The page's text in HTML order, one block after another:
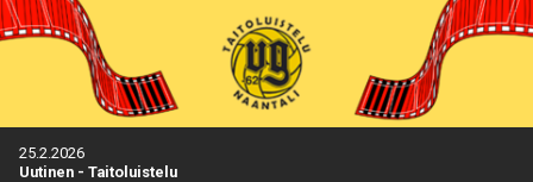
25.2.2026
Uutinen - Taitoluistelu